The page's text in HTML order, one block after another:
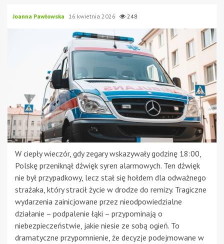
Joanna Pawłowska 16 kwietnia 2026 248
W ciepły wieczór, gdy zegary wskazywały godzinę 18:00,
Polskę przeniknął dźwięk syren alarmowych. Ten dźwięk
nie był przypadkowy, lecz stał się hołdem dla odważnego
strażaka, który stracił życie w drodze do remizy. Tragiczne
wydarzenia zainicjowane przez nieodpowiedzialne
działanie – podpalenie łąki – przypominają o
niebezpieczeństwie, jakie niesie ze sobą ogień. To
dramatyczne przypomnienie, że decyzje podejmowane w